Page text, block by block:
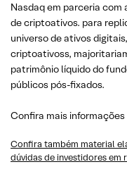
Nasdaq em parceria
de criptoativos. para
universo de ativos
criptoativoss,
patrimônio líquido do
públicos pós-fixados.
Confira mais
Confira também material
dúvidas de investidores em